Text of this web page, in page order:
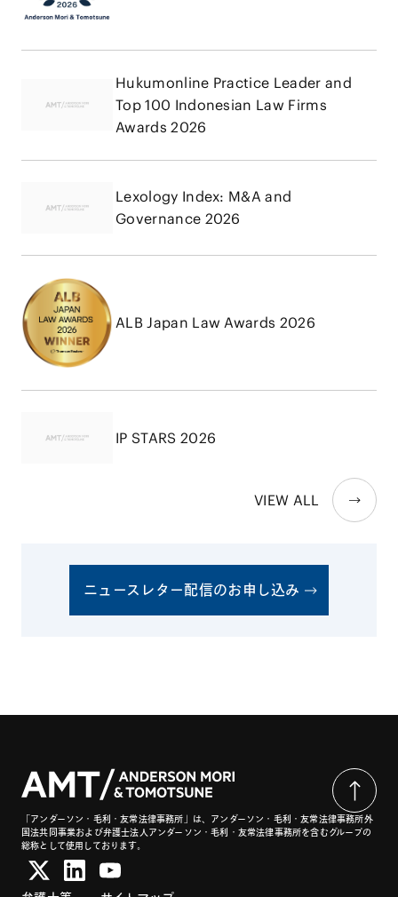
Hukumonline Practice Leader and
Top 100 Indonesian Law Firms
Awards 2026
Lexology Index: M&A and
Governance 2026
ALB Japan Law Awards 2026
IP STARS 2026
VIEW ALL
ニュースレター配信のお申し込み
「アンダーソン・毛利・友常法律事務所」は、アンダーソン・毛利・友常法律事務所外
国法共同事業および弁護士法人アンダーソン・毛利・友常法律事務所を含むグループの
総称として使用しております。